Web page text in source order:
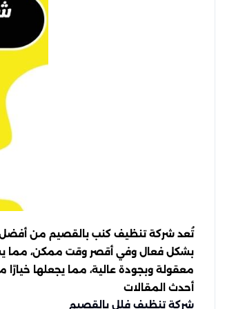
تُعد شركة تنظيف كنب بالقصيم من أفضل
بشكل فعال وفي أقصر وقت ممكن، مما
معقولة وبجودة عالية، مما يجعلها
أحدث المقالات
شركة تنظيف فلل بالقصيم